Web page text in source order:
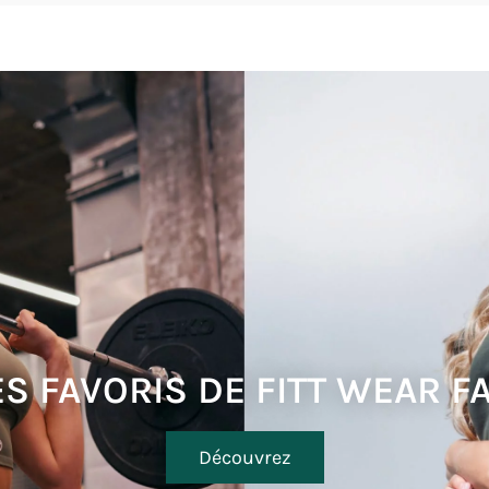
FAVORIS DE FITT WEAR
Découvrez